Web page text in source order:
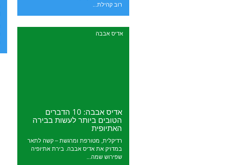
רוב קהילת...
אדיס אבבה
אדיס אבבה: 10 הדברים
הטובים ביותר לעשות בבירה
האתיופית
רדיקלית, מטורפת ומרגשת – קשה לתאר
במדויק את אדיס אבבה. בירת אתיופיה
שפירוש שמה...